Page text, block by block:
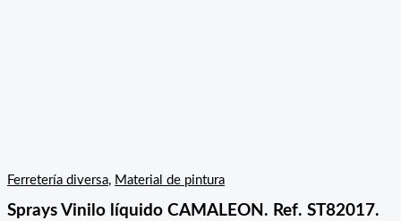
Ferretería diversa, Material de pintura
Sprays Vinilo líquido CAMALEON. Ref. ST82017.